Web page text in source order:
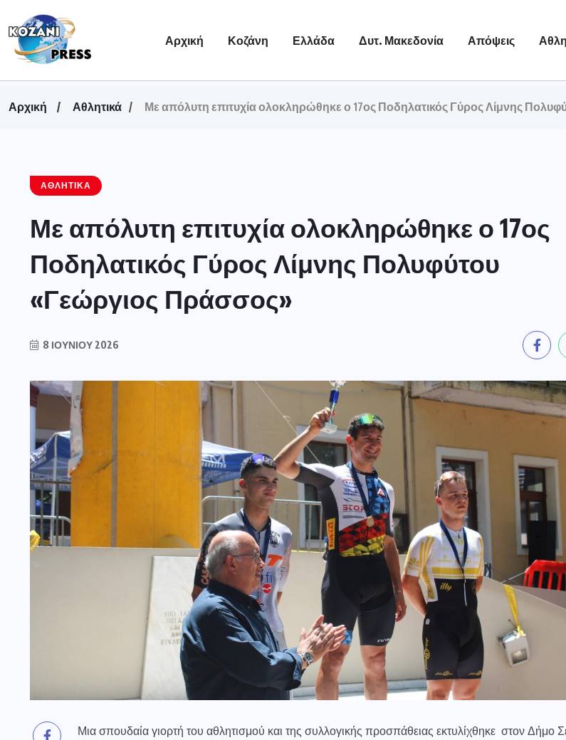
Αρχική Κοζάνη Ελλάδα Δυτ. Μακεδονία Απόψεις
Αρχική Αθλητικά Με απόλυτη επιτυχία ολοκληρώθηκε ο 17ος Ποδηλατικός Γύρος Λίμνης
ΑΘΛΗΤΙΚΆ
Με απόλυτη επιτυχία ολοκληρώθηκε ο 17ος
Ποδηλατικός Γύρος Λίμνης Πολυφύτου
«Γεώργιος Πράσσος»
8 ΙΟΥΝΊΟΥ 2026
Μια σπουδαία γιορτή του αθλητισμού και της συλλογικής προσπάθειας εκτυλίχθηκε στον Δήμο